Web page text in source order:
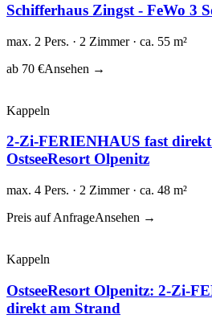
Schifferhaus Zingst - FeWo 3
max. 2 Pers. · 2 Zimmer · ca. 55 m²
ab 70 €Ansehen →
Kappeln
2-Zi-FERIENHAUS fast
OstseeResort Olpenitz
max. 4 Pers. · 2 Zimmer · ca. 48 m²
Preis auf AnfrageAnsehen →
Kappeln
OstseeResort Olpenitz: 2-Zi-
direkt am Strand